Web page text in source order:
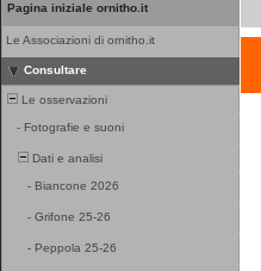
Pagina iniziale ornitho.it
Le Associazioni di ornitho.it
Consultare
Le osservazioni
- Fotografie e suoni
Dati e analisi
- Biancone 2026
- Grifone 25-26
- Peppola 25-26